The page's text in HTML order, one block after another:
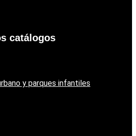
catálogos
y parques infantiles